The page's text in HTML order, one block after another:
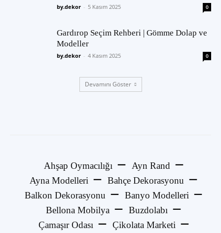
by.dekor - 5 Kasım 2025 0
Gardırop Seçim Rehberi | Gömme Dolap ve
Modeller
by.dekor - 4 Kasım 2025 0
Devamını Göster
Ahşap Oymacılığı
Ayn Rand
Ayna Modelleri
Bahçe Dekorasyonu
Balkon Dekorasyonu
Banyo Modelleri
Bellona Mobilya
Buzdolabı
Çamaşır Odası
Çikolata Marketi